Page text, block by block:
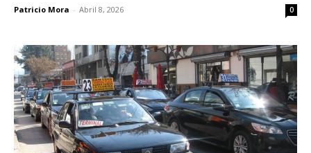
Patricio Mora - Abril 8, 2026 0